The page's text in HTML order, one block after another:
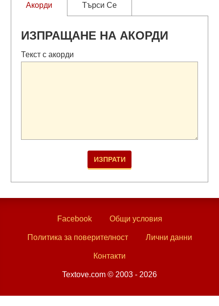
Акорди Търси Се
ИЗПРАЩАНЕ НА АКОРДИ
Текст с акорди
Facebook Общи условия
Политика за поверителност Лични данни
Контакти
Textove.com © 2003 - 2026